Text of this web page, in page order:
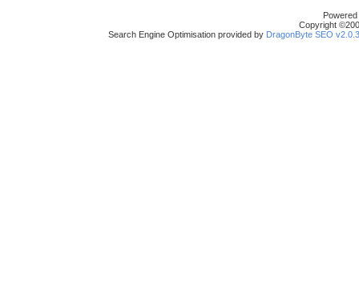
Copyright
Search Engine Optimisation provided by DragonByte SEO